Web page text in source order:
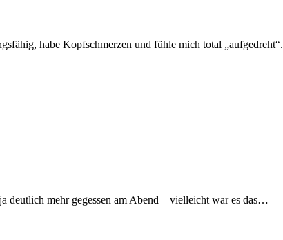
habe Kopfschmerzen und fühle mich total „aufgedreht“.
deutlich mehr gegessen am Abend – vielleicht war es das…